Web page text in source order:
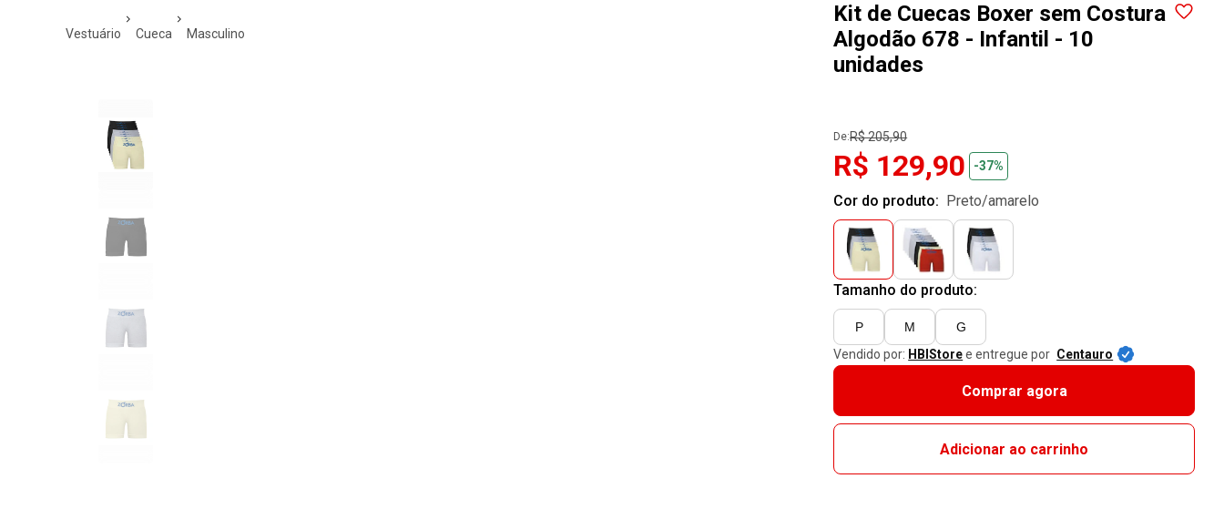
vestuário cueca masculino
Kit de Cuecas Boxer sem Costura
Algodão 678 - Infantil - 10
unidades
De:R$ 205,90
R$ 129,90 -37%
Cor do produto: preto/amarelo
Tamanho do produto:
P M
G
Vendido por: HBIStoree entregue por Centauro
Comprar agora
Adicionar ao carrinho